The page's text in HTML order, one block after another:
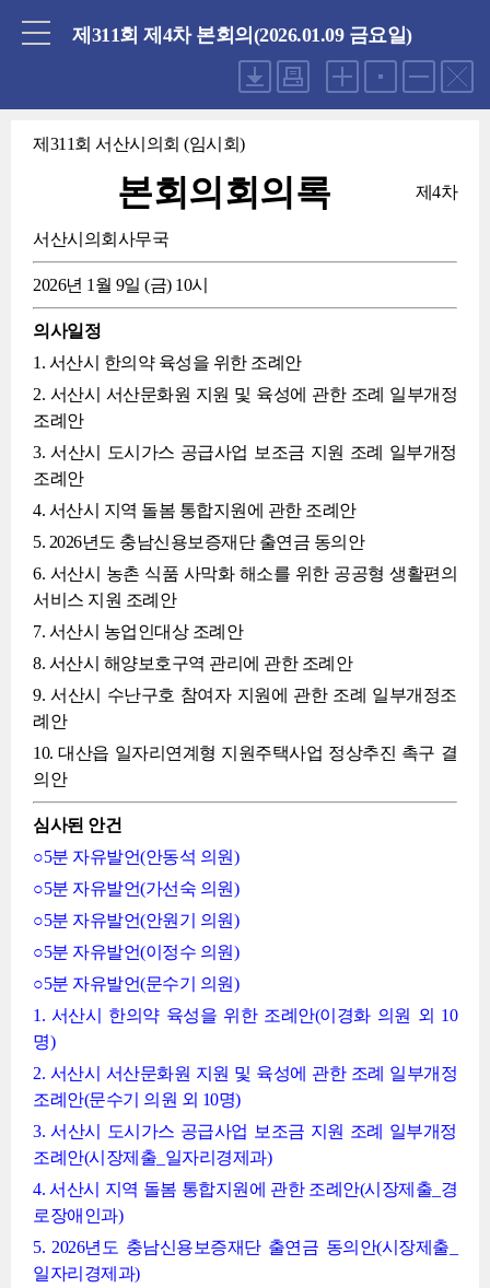
제311회 제4차 본회의(2026.01.09 금요일)
제311회 서산시의회 (임시회)
본회의회의록 제4차
서산시의회사무국
2026년 1월 9일 (금) 10시
의사일정
1. 서산시 한의약 육성을 위한 조례안
2. 서산시 서산문화원 지원 및 육성에 관한 조례 일부개정
조례안
3. 서산시 도시가스 공급사업 보조금 지원 조례 일부개정
조례안
4. 서산시 지역 돌봄 통합지원에 관한 조례안
5. 2026년도 충남신용보증재단 출연금 동의안
6. 서산시 농촌 식품 사막화 해소를 위한 공공형 생활편의
서비스 지원 조례안
7. 서산시 농업인대상 조례안
8. 서산시 해양보호구역 관리에 관한 조례안
9. 서산시 수난구호 참여자 지원에 관한 조례 일부개정조
례안
10. 대산읍 일자리연계형 지원주택사업 정상추진 촉구 결
의안
심사된 안건
○5분 자유발언(안동석 의원)
○5분 자유발언(가선숙 의원)
○5분 자유발언(안원기 의원)
○5분 자유발언(이정수 의원)
○5분 자유발언(문수기 의원)
1. 서산시 한의약 육성을 위한 조례안(이경화 의원 외 10
명)
2. 서산시 서산문화원 지원 및 육성에 관한 조례 일부개정
조례안(문수기 의원 외 10명)
3. 서산시 도시가스 공급사업 보조금 지원 조례 일부개정
조례안(시장제출_일자리경제과)
4. 서산시 지역 돌봄 통합지원에 관한 조례안(시장제출_경
로장애인과)
5. 2026년도 충남신용보증재단 출연금 동의안(시장제출_
일자리경제과)